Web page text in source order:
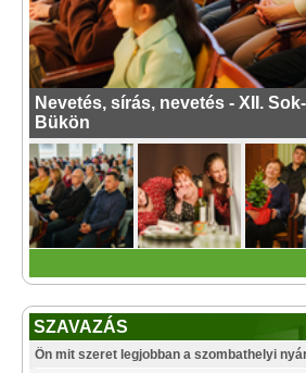
Nevetés, sírás, nevetés - XII.
Bükön
SZAVAZÁS
Ön mit szeret legjobban a szombathelyi